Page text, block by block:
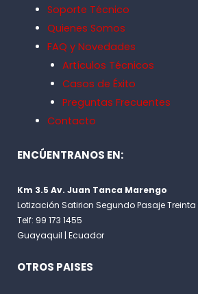
Soporte Técnico
Quienes Somos
FAQ y Novedades
Artículos Técnicos
Casos de Éxito
Preguntas Frecuentes
Contacto
ENCÚENTRANOS EN:
Km 3.5 Av. Juan Tanca Marengo
Lotización Satirion Segundo Pasaje Treinta
Telf: 99 173 1455
Guayaquil | Ecuador
OTROS PAISES